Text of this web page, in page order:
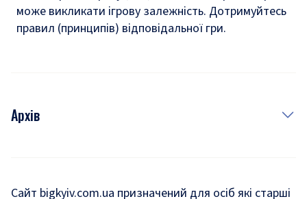
може викликати ігрову залежність. Дотримуйтесь
правил (принципів) відповідальної гри.
Архів
Сайт bigkyiv.com.ua призначений для осіб які старші